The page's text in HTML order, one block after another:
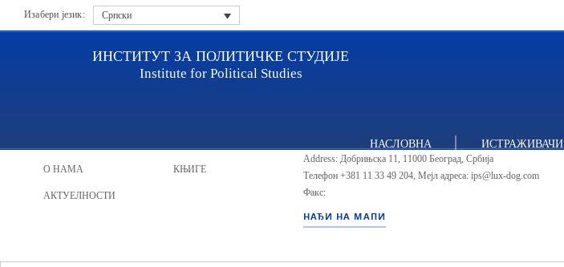
Изабери језик: Српски
ИНСТИТУТ ЗА ПОЛИТИЧКЕ СТУДИЈЕ
Institute for Political Studies
НАСЛОВНА ИСТРАЖИВАЧИ
О НАМА
АКТУЕЛНОСТИ
КЊИГЕ
ИПС - Институт за политичке студије
Address: Добрињска 11, 11000 Београд, Србија
Телефон +381 11 33 49 204, Мејл адреса: ips@lux-dog.com
Факс:
НАЂИ НА МАПИ